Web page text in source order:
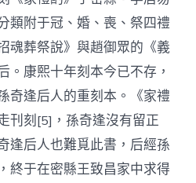
類附于冠、婚、喪、祭四禮
魂葬祭說》與趙御眾的《義
。康熙十年刻本今已不存，
奇逢后人的重刻本。《家禮
刊刻[5]，孫奇逢沒有留正
逢后人也難覓此書，后經孫
終于在密縣王致昌家中求得